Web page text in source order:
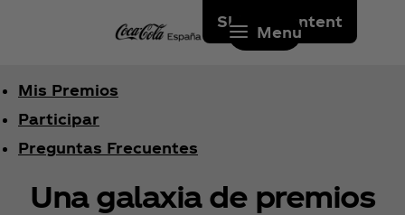
Skip to content
Menu
Mis Premios
Participar
Preguntas Frecuentes
Una galaxia de premios